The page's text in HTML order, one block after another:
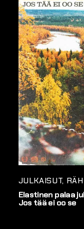
JULKAISUT
Elastinen palaa
Jos tää ei oo se